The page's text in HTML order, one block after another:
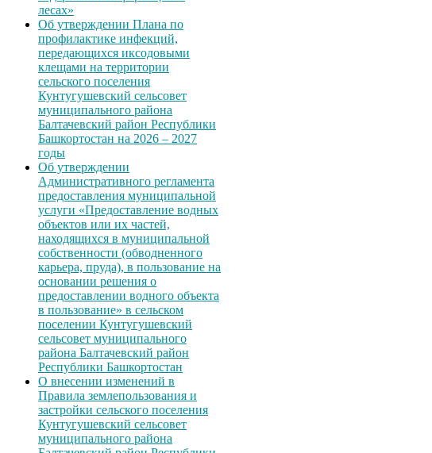
лесах»
Об утверждении Плана по
профилактике инфекций,
передающихся иксодовыми
клещами на территории
сельского поселения
Кунтугушевский сельсовет
муниципального района
Балтачевский район Республики
Башкортостан на 2026 – 2027
годы
Об утверждении
Административного регламента
предоставления муниципальной
услуги «Предоставление водных
объектов или их частей,
находящихся в муниципальной
собственности (обводненного
карьера, пруда), в пользование на
основании решения о
предоставлении водного объекта
в пользование» в сельском
поселении Кунтугушевский
сельсовет муниципального
района Балтачевский район
Республики Башкортостан
О внесении изменений в
Правила землепользования и
застройки сельского поселения
Кунтугушевский сельсовет
муниципального района